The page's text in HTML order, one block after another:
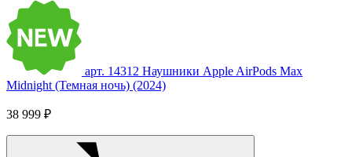
арт. 14312 Наушники Apple AirPods Max
Midnight (Темная ночь) (2024)
38 999 ₽